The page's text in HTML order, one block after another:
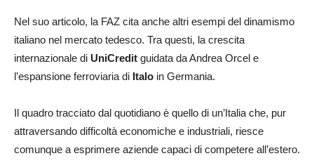
Nel suo articolo, la FAZ cita anche altri esempi del dinamismo
italiano nel mercato tedesco. Tra questi, la crescita
internazionale di UniCredit guidata da Andrea Orcel e
l’espansione ferroviaria di Italo in Germania.
Il quadro tracciato dal quotidiano è quello di un’Italia che, pur
attraversando difficoltà economiche e industriali, riesce
comunque a esprimere aziende capaci di competere all’estero.